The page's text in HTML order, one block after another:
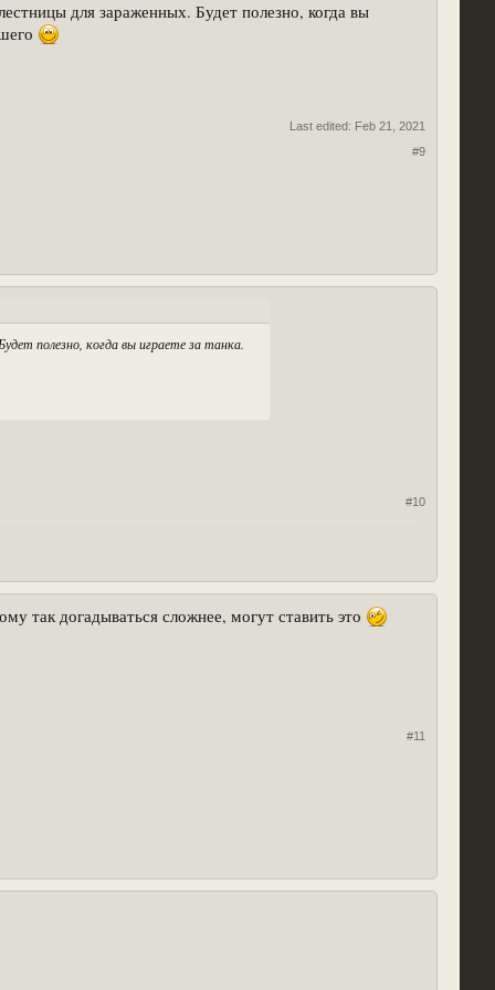
для зараженных. Будет полезно, когда вы
Last edited: Feb 21, 2021
#9
полезно, когда вы играете за танка.
#10
так догадываться сложнее, могут ставить это
#11